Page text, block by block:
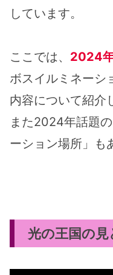
しています。
ここでは、 2024
ボスイルミネーシ
内容について紹介
また2024年話題
ーション場所」も
光の王国の